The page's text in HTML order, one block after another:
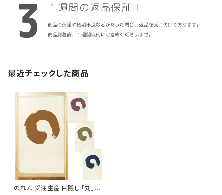
最近チェックした商品
のれん 受注生産 目隠し 「丸」8